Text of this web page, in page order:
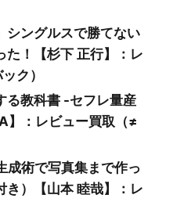
シングルスで勝てない
た！【杉下 正行】：レ
ク）
る教科書 -セフレ量産
】：レビュー買取（≠
成術で写真集まで作っ
き）【山本 睦哉】：レ